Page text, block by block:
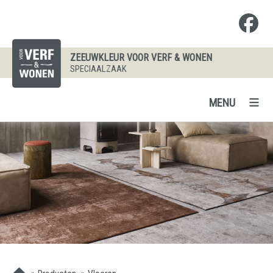
ZEEUWKLEUR VOOR VERF & WONEN
SPECIAALZAAK
MENU